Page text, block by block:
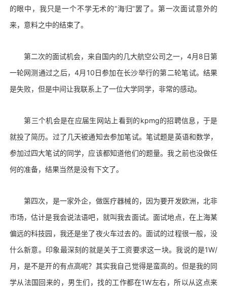
的眼中，我只是一个不学无术的“海归”罢了。第一次面试意外的
来，意料之中的结束了。
第二次的面试机会，来自国内的几大航空公司之一，4月8日第
一轮网测通过之后，4月10日参加在长沙举行的第二轮笔试。结果
是失败，但是中间让我联系上了一位大学同学，非常的感动。
第三个机会是在应届生网站上看到的kpmg的招聘信息，于是
就投了简历。过了几天被通知去参加笔试。笔试题是英语和数学，
参加过四大笔试的同学，应该都知道他们的题量。我之前也没做任
何的准备，结果当然是没有下文了。
第四次，是一家外企，做医疗器械的，因为要开发欧洲，北非
市场，估计是我会说法语吧，就叫我去面试。面试地点，在上海某
偏远的科技园，我还是坐了夜火车过去的。面试的过程很一般，没
什么新意。印象最深刻的就是关于工资要求这一块。我说的是1W/
月，是不是开的有点高呢？其实我自己觉得是蛮高的。但是我的同
学从法国回来的，男生们，找的工作都在1W左右，所以从这点来